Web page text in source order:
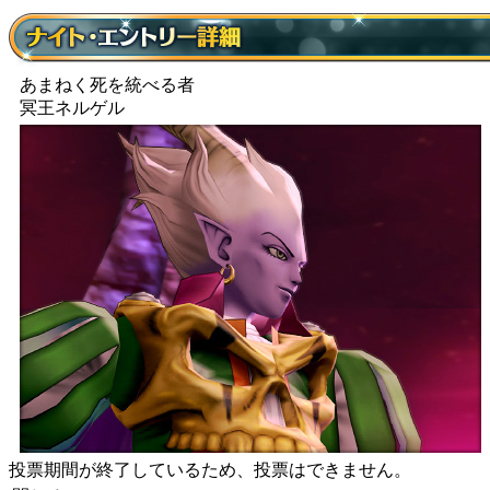
あまねく死を統べる者
冥王ネルゲル
投票期間が終了しているため、投票はできません。